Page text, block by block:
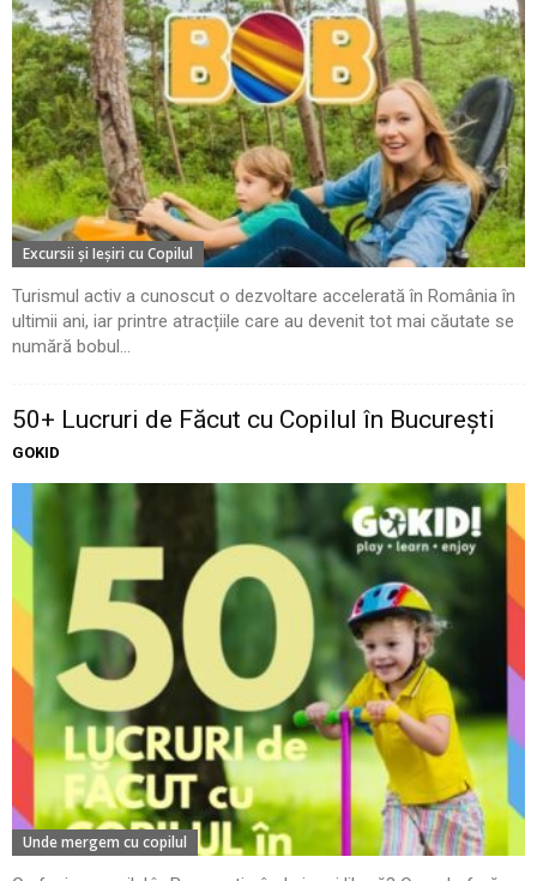
Excursii şi Ieşiri cu Copilul
Turismul activ a cunoscut o dezvoltare accelerată în România în
ultimii ani, iar printre atracțiile care au devenit tot mai căutate se
numără bobul...
50+ Lucruri de Făcut cu Copilul în București
GOKID
Unde mergem cu copilul